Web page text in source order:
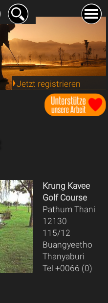
Jetzt registrieren
Krung Kavee
Golf Course
Pathum Thani
12130
115/12
Buangyeetho
Thanyaburi
Tel +0066 (0)